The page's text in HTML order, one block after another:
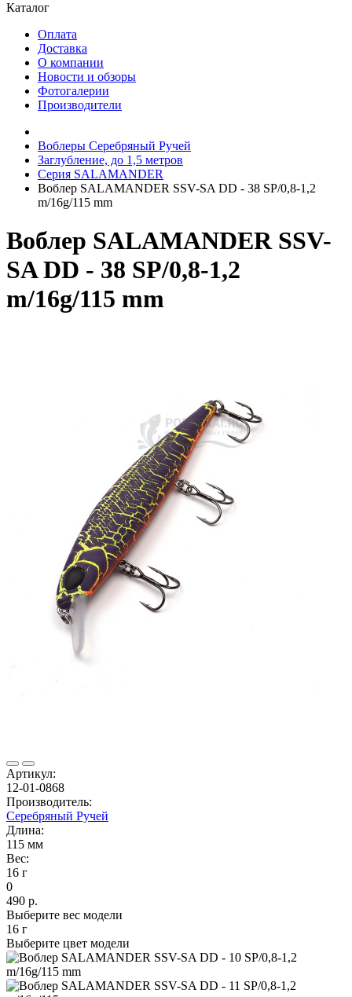
Каталог
Оплата
Доставка
О компании
Новости и обзоры
Фотогалерии
Производители
Воблеры Серебряный Ручей
Заглубление, до 1,5 метров
Серия SALAMANDER
Воблер SALAMANDER SSV-SA DD - 38 SP/0,8-1,2
m/16g/115 mm
Воблер SALAMANDER SSV-
SA DD - 38 SP/0,8-1,2
m/16g/115 mm
Артикул:
12-01-0868
Производитель:
Серебряный Ручей
Длина:
115 мм
Вес:
16 г
0
490 р.
Выберите вес модели
16 г
Выберите цвет модели